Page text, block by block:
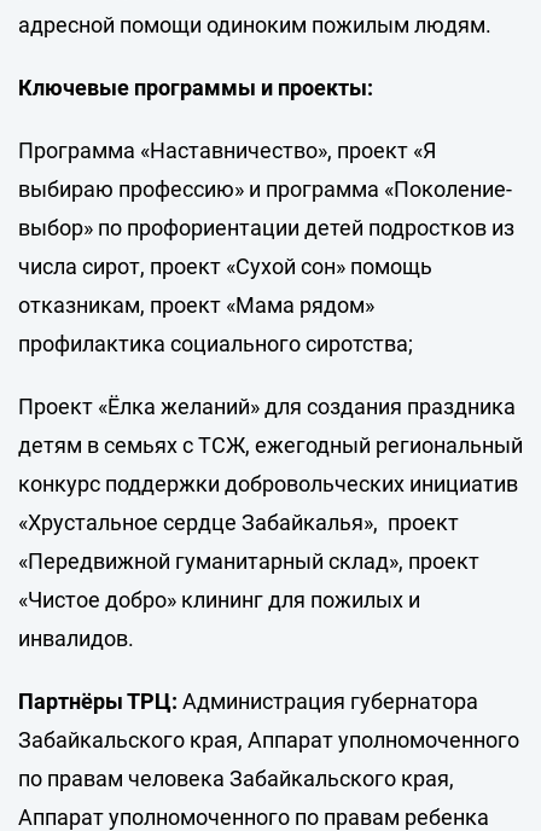
адресной помощи одиноким пожилым людям.
Ключевые программы и проекты:
Программа «Наставничество», проект «Я
выбираю профессию» и программа «Поколение-
выбор» по профориентации детей подростков из
числа сирот, проект «Сухой сон» помощь
отказникам, проект «Мама рядом»
профилактика социального сиротства;
Проект «Ёлка желаний» для создания праздника
детям в семьях с ТСЖ, ежегодный региональный
конкурс поддержки добровольческих инициатив
«Хрустальное сердце Забайкалья», проект
«Передвижной гуманитарный склад», проект
«Чистое добро» клининг для пожилых и
инвалидов.
Партнёры ТРЦ: Администрация губернатора
Забайкальского края, Аппарат уполномоченного
по правам человека Забайкальского края,
Аппарат уполномоченного по правам ребенка